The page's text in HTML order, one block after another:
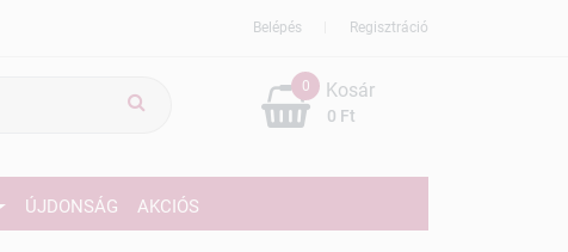
Regisztráció
Belépés
0
0 Ft
Kosár
ÚJDONSÁG AKCIÓS